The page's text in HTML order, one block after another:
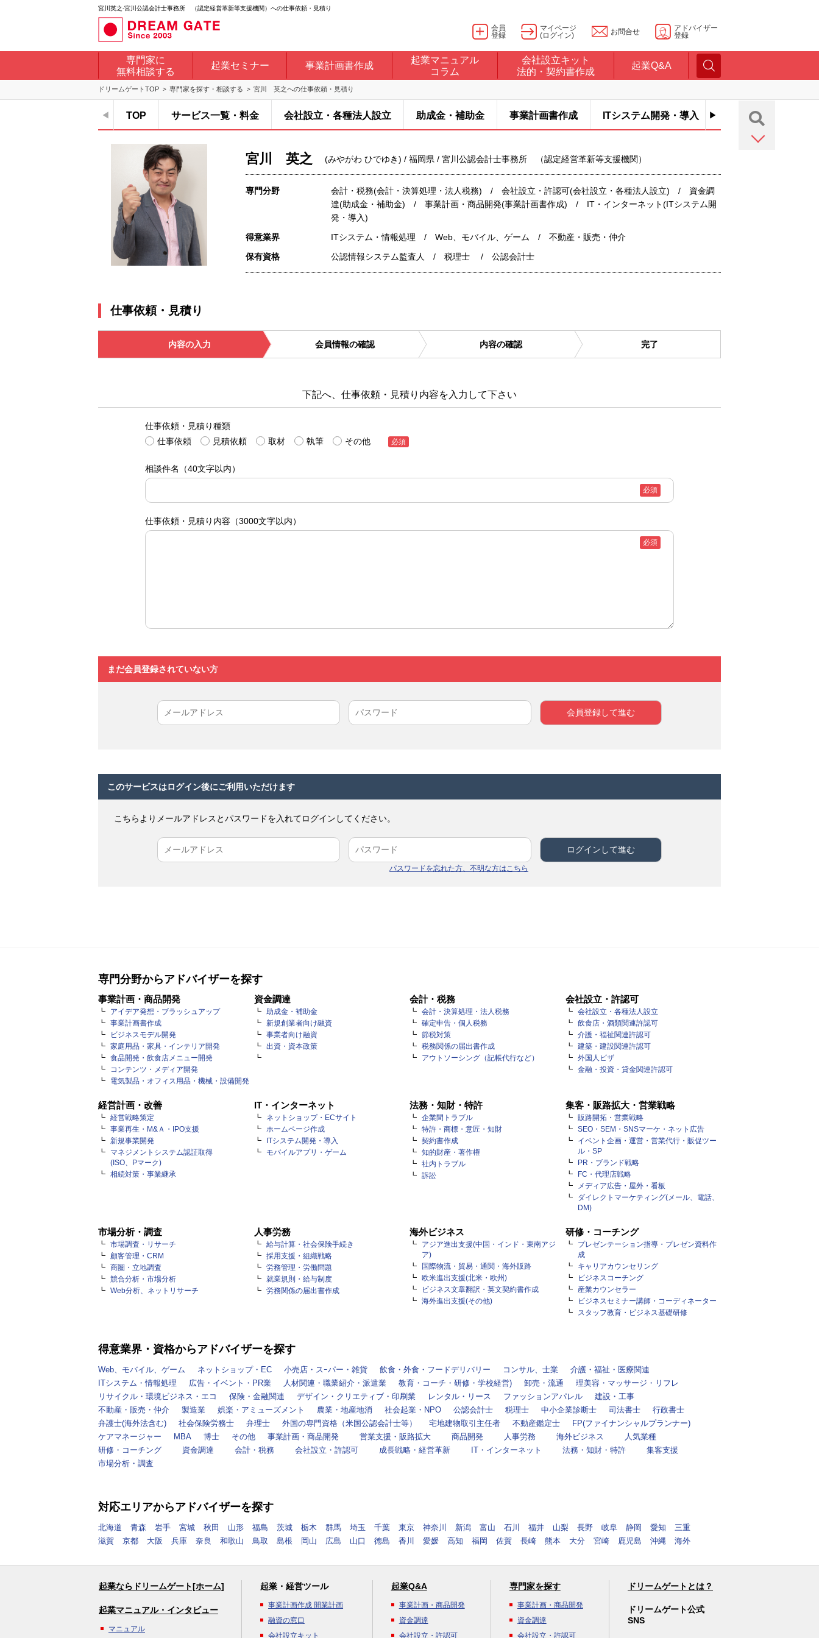
宮川英之-宮川公認会計士事務所 （認定経営革新等支援機関）への仕事依頼・見積り
会員
登録
マイページ
(ログイン)
お問合せ
アドバイザー
登録
専門家に
無料相談する
起業セミナー 事業計画書作成
起業マニュアル
コラム
会社設立キット
法的・契約書作成
起業Q&A
ドリームゲートTOP 専門家を探す・相談する 宮川 英之への仕事依頼・見積り
TOP サービス一覧・料金 会社設立・各種法人設立 助成金・補助金 事業計画書作成 ITシステム開発・導入
宮川 英之 (みやがわ ひでゆき) / 福岡県 / 宮川公認会計士事務所 （認定経営革新等支援機関）
専門分野
会計・税務(会計・決算処理・法人税務) / 会社設立・許認可(会社設立・各種法人設立) / 資金調
達(助成金・補助金) / 事業計画・商品開発(事業計画書作成) / IT・インターネット(ITシステム開
発・導入)
得意業界
ITシステム・情報処理 / Web、モバイル、ゲーム / 不動産・販売・仲介
保有資格
公認情報システム監査人 / 税理士 / 公認会計士
仕事依頼・見積り
内容の入力 会員情報の確認 内容の確認 完了
下記へ、仕事依頼・見積り内容を入力して下さい
仕事依頼・見積り種類
仕事依頼
見積依頼 取材 執筆 その他 必須
相談件名 （40文字以内）
必須
仕事依頼・見積り内容 （3000文字以内）
必須
まだ会員登録されていない方
このサービスはログイン後にご利用いただけます
こちらよりメールアドレスとパスワードを入れてログインしてください。
パスワードを忘れた方、不明な方はこちら
専門分野からアドバイザーを探す
事業計画・商品開発
アイデア発想・ブラッシュアップ
事業計画書作成
ビジネスモデル開発
家庭用品・家具・インテリア開発
食品開発・飲食店メニュー開発
コンテンツ・メディア開発
電気製品・オフィス用品・機械・設備開発
資金調達
助成金・補助金
新規創業者向け融資
事業者向け融資
出資・資本政策
会計・税務
会計・決算処理・法人税務
確定申告・個人税務
節税対策
税務関係の届出書作成
アウトソーシング（記帳代行など）
会社設立・許認可
会社設立・各種法人設立
飲食店・酒類関連許認可
介護・福祉関連許認可
建築・建設関連許認可
外国人ビザ
金融・投資・貸金関連許認可
経営計画・改善
経営戦略策定
事業再生・M&Ａ・IPO支援
新規事業開発
マネジメントシステム認証取得
(ISO、Pマーク)
相続対策・事業継承
IT・インターネット
ネットショップ・ECサイト
ホームページ作成
ITシステム開発・導入
モバイルアプリ・ゲーム
法務・知財・特許
企業間トラブル
特許・商標・意匠・知財
契約書作成
知的財産・著作権
社内トラブル
訴訟
集客・販路拡大・営業戦略
販路開拓・営業戦略
SEO・SEM・SNSマーケ・ネット広告
イベント企画・運営・営業代行・販促ツー
ル・SP
PR・ブランド戦略
FC・代理店戦略
メディア広告・屋外・看板
ダイレクトマーケティング(メール、電話、
DM)
市場分析・調査
市場調査・リサーチ
顧客管理・CRM
商圏・立地調査
競合分析・市場分析
Web分析、ネットリサーチ
人事労務
給与計算・社会保険手続き
採用支援・組織戦略
労務管理・労働問題
就業規則・給与制度
労務関係の届出書作成
海外ビジネス
アジア進出支援(中国・インド・東南アジ
ア)
国際物流・貿易・通関・海外販路
欧米進出支援(北米・欧州)
ビジネス文章翻訳・英文契約書作成
海外進出支援(その他)
研修・コーチング
プレゼンテーション指導・プレゼン資料作
成
キャリアカウンセリング
ビジネスコーチング
産業カウンセラー
ビジネスセミナー講師・コーディネーター
スタッフ教育・ビジネス基礎研修
得意業界・資格からアドバイザーを探す
Web、モバイル、ゲーム ネットショップ・EC 小売店・スｰパー・雑貨 飲食・外食・フードデリバリー コンサル、士業
介護・福祉・医療関連
ITシステム・情報処理
広告・イベント・PR業 人材関連・職業紹介・派遣業 教育・コーチ・研修・学校経営) 卸売・流通
理美容・マッサージ・リフレ
リサイクル・環境ビジネス・エコ
保険・金融関連 デザイン・クリエティブ・印刷業 レンタル・リース ファッションアパレル
建設・工事
不動産・販売・仲介
製造業 娯楽・アミューズメント 農業・地産地消 社会起業・NPO 公認会計士 税理士 中小企業診断士 司法書士
行政書士
弁護士(海外法含む)
社会保険労務士 弁理士 外国の専門資格（米国公認会計士等） 宅地建物取引主任者 不動産鑑定士
FP(ファイナンシャルプランナー)
ケアマネージャー
MBA 博士 その他 事業計画・商品開発 営業支援・販路拡大 商品開発 人事労務 海外ビジネス
人気業種
研修・コーチング
資金調達 会計・税務 会社設立・許認可 成長戦略・経営革新 IT・インターネット 法務・知財・特許
集客支援
市場分析・調査
対応エリアからアドバイザーを探す
北海道 青森 岩手 宮城 秋田 山形 福島 茨城 栃木 群馬 埼玉 千葉 東京 神奈川 新潟 富山 石川 福井 山梨 長野 岐阜 静岡 愛知
三重
滋賀
京都 大阪 兵庫 奈良 和歌山 鳥取 島根 岡山 広島 山口 徳島 香川 愛媛 高知 福岡 佐賀 長崎 熊本 大分 宮崎 鹿児島 沖縄 海外
起業ならドリームゲート[ホーム]
起業マニュアル・インタビュー
マニュアル
起業・経営ツール
事業計画作成 開業計画
融資の窓口
会社設立キット
起業Q&A
事業計画・商品開発
資金調達
会社設立・許認可
専門家を探す
事業計画・商品開発
資金調達
会社設立・許認可
ドリームゲートとは？
ドリームゲート公式
SNS